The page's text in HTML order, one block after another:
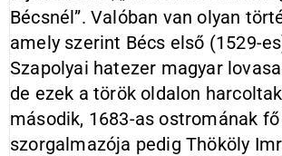
Bécsnél”. Valóban van olyan
amely szerint Bécs első (1529-
Szapolyai hatezer magyar
de ezek a török oldalon
második, 1683-as ostromának fő
szorgalmazója pedig Thököly